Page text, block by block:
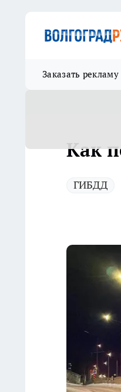
Заказать рекламу
Как
ГИБДД